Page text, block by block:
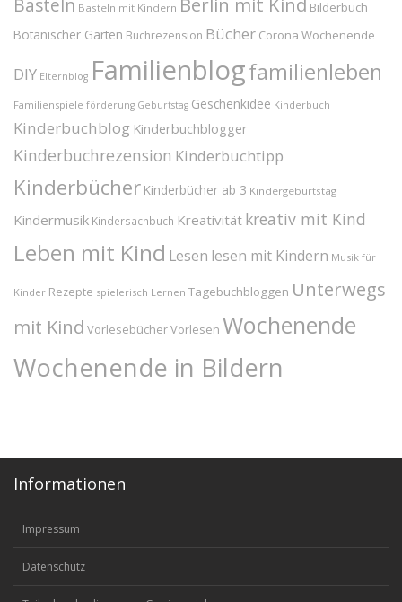
Basteln Basteln mit Kindern
Bilderbuch
Botanischer Garten Buchrezension Bücher Corona Wochenende
DIY Elternblog Familienblogfamilienleben
Familienspiele förderung Geburtstag Geschenkidee Kinderbuch
Kinderbuchblog Kinderbuchblogger
Kinderbuchrezension Kinderbuchtipp
Kinderbücher Kinderbücher ab 3 Kindergeburtstag
Kindermusik Kindersachbuch Kreativität kreativ mit Kind
Leben mit Kind Lesen lesen mit Kindern Musik für
Kinder Rezepte spielerisch Lernen Tagebuchbloggen Unterwegs
mit Kind VorlesebücherVorlesen Wochenende
Wochenende in Bildern
Informationen
Impressum
Datenschutz